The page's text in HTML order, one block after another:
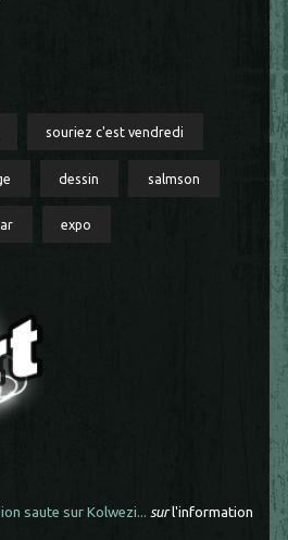
souriez c'est vendredi
dessin salmson
expo
saute sur Kolwezi... sur l'information